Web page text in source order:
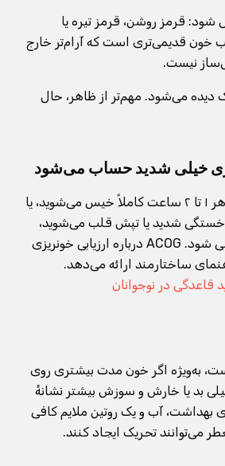
قرمز روشن، قرمز تیره یا
خون قدیمی‌تری است که آرام‌تر خارج
نیست.
می‌شود. مهم‌تر از ظاهر، حال
خیلی شدید حساب می‌شود
اگر برای چند ساعت هر ۱ تا ۲ ساعت کاملاً خیس می‌شوید، یا
شدید یا تپش قلب می‌شوید،
بهتر است سریع بررسی شود. ACOG درباره ارزیابی خونریزی
ساختارمند ارائه می‌دهد.
به‌ویژه اگر خون مدت بیشتری روی
بد یا خارش و سوزش بیشتر نشانهٔ
بهداشت، آب و یک روتین ملایم کافی
می‌توانند تحریک ایجاد کنند.